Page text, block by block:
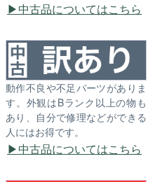
中古品についてはこちら
動作不良や不足パーツがありま
す。外観はBランク以上の物も
あり、自分で修理などができる
人にはお得です。
中古品についてはこちら